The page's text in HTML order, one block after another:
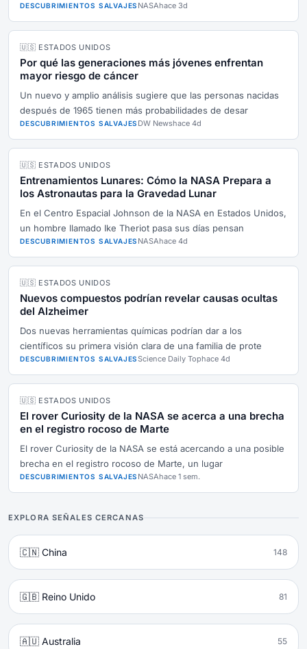
DESCUBRIMIENTOS SALVAJES NASAhace 3d
🇺🇸 ESTADOS UNIDOS
Por qué las generaciones más jóvenes enfrentan
mayor riesgo de cáncer
Un nuevo y amplio análisis sugiere que las personas nacidas
después de 1965 tienen más probabilidades de desar
DESCUBRIMIENTOS SALVAJES DW Newshace 4d
🇺🇸 ESTADOS UNIDOS
Entrenamientos Lunares: Cómo la NASA Prepara a
los Astronautas para la Gravedad Lunar
En el Centro Espacial Johnson de la NASA en Estados Unidos,
un hombre llamado Ike Theriot pasa sus días pensan
DESCUBRIMIENTOS SALVAJES NASAhace 4d
🇺🇸 ESTADOS UNIDOS
Nuevos compuestos podrían revelar causas ocultas
del Alzheimer
Dos nuevas herramientas químicas podrían dar a los
científicos su primera visión clara de una familia de prote
DESCUBRIMIENTOS SALVAJESScience Daily Tophace 4d
🇺🇸 ESTADOS UNIDOS
El rover Curiosity de la NASA se acerca a una brecha
en el registro rocoso de Marte
El rover Curiosity de la NASA se está acercando a una posible
brecha en el registro rocoso de Marte, un lugar
DESCUBRIMIENTOS SALVAJES NASAhace 1 sem.
EXPLORA SEÑALES CERCANAS
🇨🇳 China 148
🇬🇧 Reino Unido 81
🇦🇺 Australia 55